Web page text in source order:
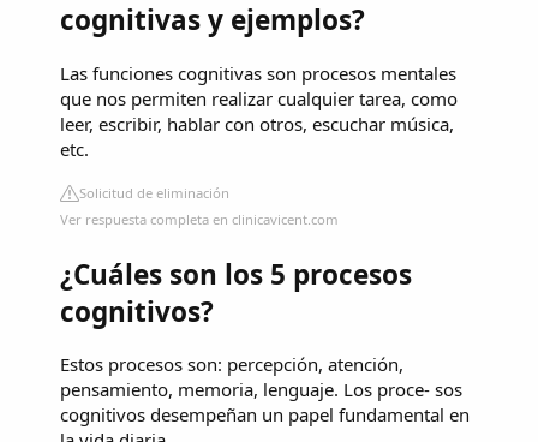
cognitivas y ejemplos?
Las funciones cognitivas son procesos mentales
que nos permiten realizar cualquier tarea, como
leer, escribir, hablar con otros, escuchar música,
etc.
Solicitud de eliminación
Ver respuesta completa en clinicavicent.com
¿Cuáles son los 5 procesos
cognitivos?
Estos procesos son: percepción, atención,
pensamiento, memoria, lenguaje. Los proce- sos
cognitivos desempeñan un papel fundamental en